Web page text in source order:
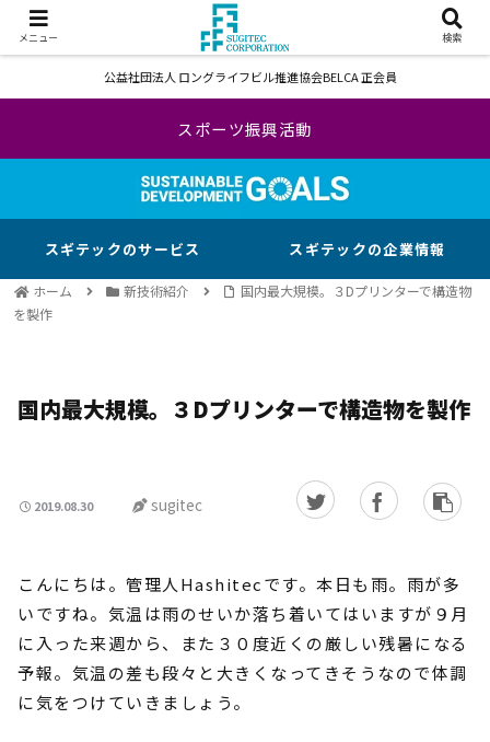
公益社団法人 ロングライフビル推進協会BELCA 正会員
スポーツ振興活動
スギテックのサービス スギテックの企業情報
ホーム 新技術紹介
国内最大規模。３Dプリンターで構造物
を製作
国内最大規模。３Dプリンターで構造物を製作
2019.08.30 sugitec
こんにちは。管理人Hashitecです。本日も雨。雨が多
いですね。気温は雨のせいか落ち着いてはいますが９月
に入った来週から、また３０度近くの厳しい残暑になる
予報。気温の差も段々と大きくなってきそうなので体調
に気をつけていきましょう。
メニュー 検索